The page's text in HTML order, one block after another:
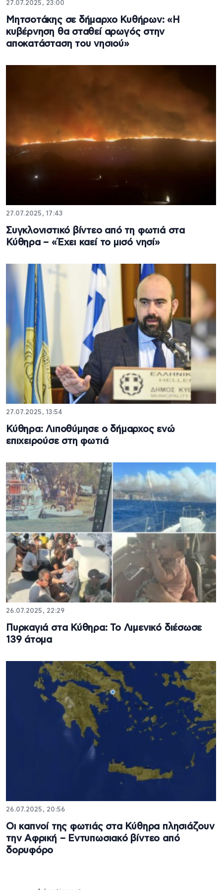
27.07.2025, 23:00
Μητσοτάκης σε δήμαρχο Κυθήρων: «Η
κυβέρνηση θα σταθεί αρωγός στην
αποκατάσταση του νησιού»
27.07.2025, 17:43
Συγκλονιστικό βίντεο από τη φωτιά στα
Κύθηρα – «Έχει καεί το μισό νησί»
27.07.2025, 13:54
Κύθηρα: Λιποθύμησε ο δήμαρχος ενώ
επιχειρούσε στη φωτιά
26.07.2025, 22:29
Πυρκαγιά στα Κύθηρα: Το Λιμενικό διέσωσε
139 άτομα
26.07.2025, 20:56
Οι καπνοί της φωτιάς στα Κύθηρα πλησιάζουν
την Αφρική – Εντυπωσιακό βίντεο από
δορυφόρο